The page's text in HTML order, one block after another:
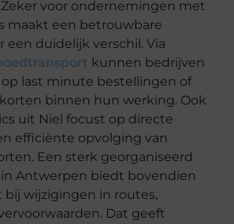
voor ondernemingen met
maakt een betrouwbare
duidelijk verschil. Via
kunnen bedrijven
last minute bestellingen of
binnen hun werking. Ook
uit Niel focust op directe
efficiënte opvolging van
Een sterk georganiseerd
Antwerpen biedt bovendien
wijzigingen in routes,
Dat geeft